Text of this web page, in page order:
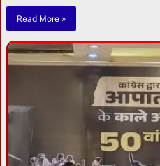
Read More »